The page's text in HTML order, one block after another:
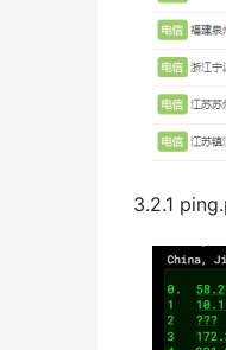
3.2.1